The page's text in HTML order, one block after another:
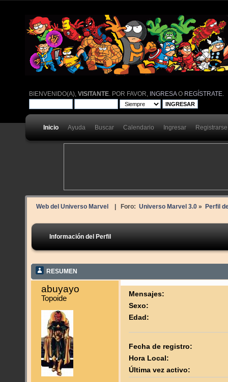
BIENVENIDO(A),VISITANTE . POR FAVOR, INGRESAO REGÍSTRATE
Inicio Ayuda Buscar Calendario Ingresar Registrarse
Web del Universo Marvel | Foro: Universo Marvel 3.0» Perfil
Información del Perfil
RESUMEN
abuyayo
Topoide
Mensajes:
Sexo:
Edad:
Fecha de registro:
Hora Local:
Última vez activo: